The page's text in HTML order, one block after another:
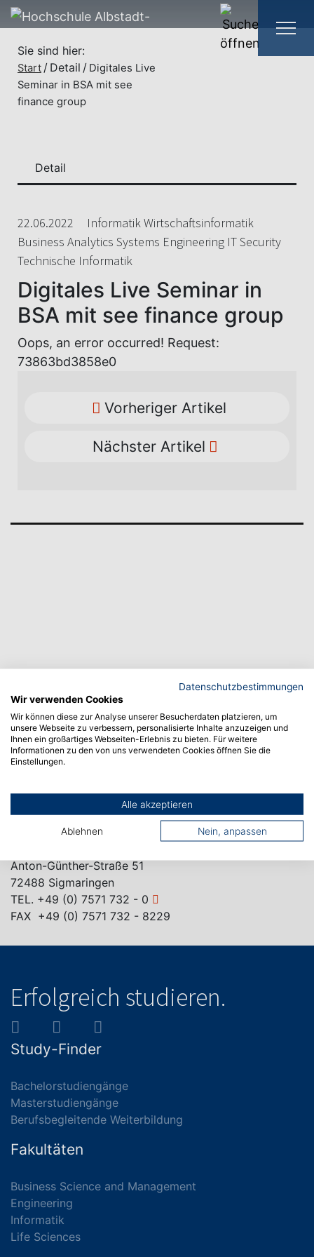
Sie sind hier:
Start Detail
Digitales Live
Seminar in BSA mit see
finance group
22.06.2022
Informatik Wirtschaftsinformatik
Business Analytics Systems Engineering IT Security
Technische Informatik
Digitales Live Seminar in
BSA mit see finance group
Oops, an error occurred! Request:
73863bd3858e0
Vorheriger Artikel
Nächster Artikel
Detail
CAMPUS ALBSTADT
72458 Albstadt
TEL.+49 (0) 7571 732 - 0
FAX +49 (0) 7571 732 - 9129
Anton-Günther-Straße 51
72488 Sigmaringen
TEL. +49 (0) 7571 732 - 0
FAX +49 (0) 7571 732 - 8229
Erfolgreich studieren.
Study-Finder
Bachelorstudiengänge
Masterstudiengänge
Berufsbegleitende Weiterbildung
Fakultäten
Business Science and Management
Engineering
Informatik
Life Sciences
Datenschutzbestimmungen
Wir verwenden Cookies
Wir können diese zur Analyse unserer Besucherdaten platzieren, um
unsere Webseite zu verbessern, personalisierte Inhalte anzuzeigen und
Ihnen ein großartiges Webseiten-Erlebnis zu bieten. Für weitere
Informationen zu den von uns verwendeten Cookies öffnen Sie die
Einstellungen.
Alle akzeptieren
Ablehnen Nein, anpassen